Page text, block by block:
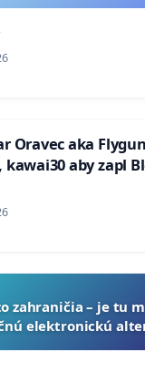
Oravec aka
kawai30 aby zapl
zahraničia – je tu
elektronickú